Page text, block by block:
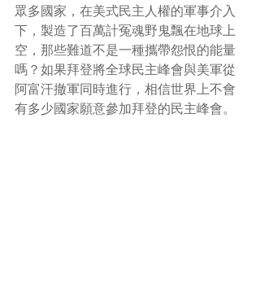
眾多國家，在美式民主人權的軍事介入
下，製造了百萬計冤魂野鬼飄在地球上
空，那些難道不是一種攜帶怨恨的能量
嗎？如果拜登將全球民主峰會與美軍從
阿富汗撤軍同時進行，相信世界上不會
有多少國家願意參加拜登的民主峰會。